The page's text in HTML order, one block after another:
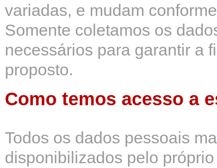
variadas, e mudam
Somente coletamos os
necessários para garantir a
proposto.
Como temos acesso a
Todos os dados pessoais
disponibilizados pelo